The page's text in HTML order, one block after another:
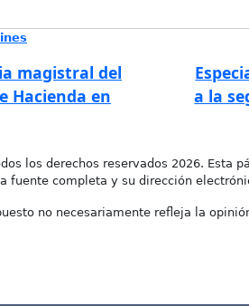
magistral del
Hacienda en
a la
los derechos reservados 2026. Esta
fuente completa y su dirección
no necesariamente refleja la